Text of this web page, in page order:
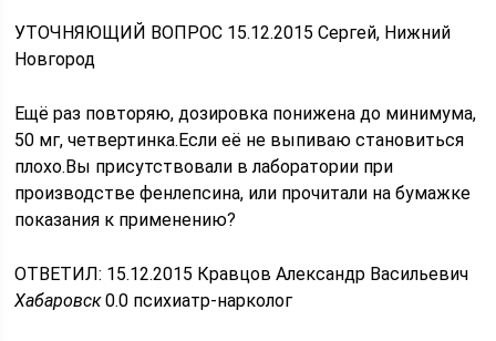
УТОЧНЯЮЩИЙ ВОПРОС 15.12.2015 Сергей, Нижний
Новгород
Ещё раз повторяю, дозировка понижена до минимума,
50 мг, четвертинка.Если её не выпиваю становиться
плохо.Вы присутствовали в лаборатории при
производстве фенлепсина, или прочитали на бумажке
показания к применению?
ОТВЕТИЛ: 15.12.2015 Кравцов Александр Васильевич
Хабаровск0.0 психиатр-нарколог